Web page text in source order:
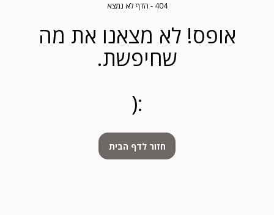
404 - הדף לא נמצא
אופס! לא מצאנו את מה
שחיפשת.
:(
חזור לדף הבית